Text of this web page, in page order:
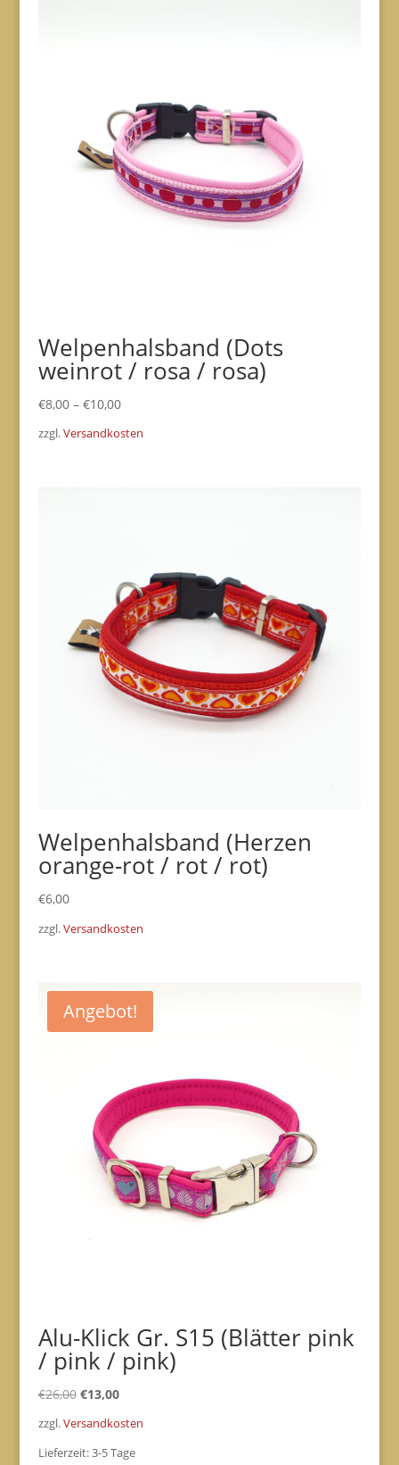
Welpenhalsband (Dots
weinrot / rosa / rosa)
€8,00– €10,00
zzgl.Versandkosten
Welpenhalsband (Herzen
orange-rot / rot / rot)
€6,00
zzgl.Versandkosten
Angebot!
Alu-Klick Gr. S15 (Blätter pink
/ pink / pink)
€26,00 Ursprünglicher
€26,00
€13,00Aktueller
€13,00.
zzgl.Versandkosten
Lieferzeit:3-5 Tage